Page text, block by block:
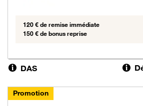
120 € de remise immédiate
150 € de bonus reprise
DAS
Promotion